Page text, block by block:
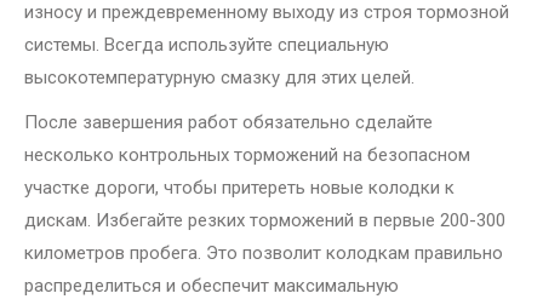
износу и преждевременному выходу из строя тормозной
системы. Всегда используйте специальную
высокотемпературную смазку для этих целей.
После завершения работ обязательно сделайте
несколько контрольных торможений на безопасном
участке дороги, чтобы притереть новые колодки к
дискам. Избегайте резких торможений в первые 200-300
километров пробега. Это позволит колодкам правильно
распределиться и обеспечит максимальную